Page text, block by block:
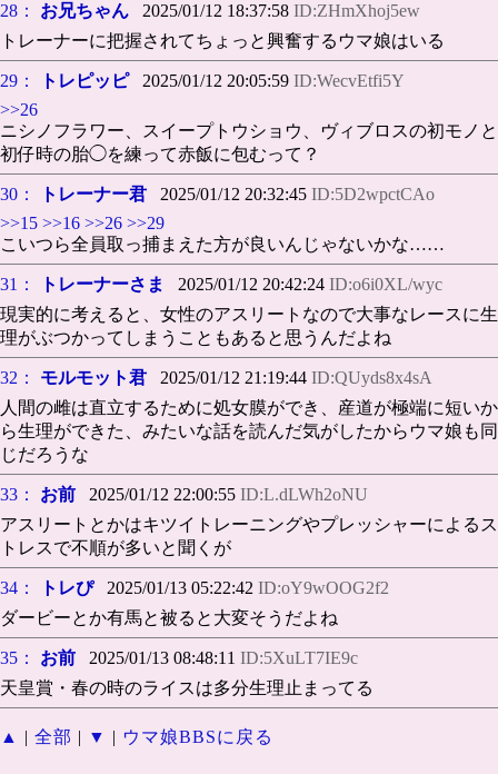
28： お兄ちゃん 2025/01/12 18:37:58 ID:ZHmXhoj5ew
トレーナーに把握されてちょっと興奮するウマ娘はいる
29： トレピッピ2025/01/12 20:05:59 ID:WecvEtfi5Y
>>26
ニシノフラワー、スイープトウショウ、ヴィブロスの初モノと
初仔時の胎◯を練って赤飯に包むって？
30： トレーナー君 2025/01/12 20:32:45 ID:5D2wpctCAo
>>15 >>16 >>26 >>29
こいつら全員取っ捕まえた方が良いんじゃないかな……
31： トレーナーさま 2025/01/12 20:42:24 ID:o6i0XL/wyc
現実的に考えると、女性のアスリートなので大事なレースに生
理がぶつかってしまうこともあると思うんだよね
32： モルモット君 2025/01/12 21:19:44 ID:QUyds8x4sA
人間の雌は直立するために処女膜ができ、産道が極端に短いか
ら生理ができた、みたいな話を読んだ気がしたからウマ娘も同
じだろうな
33： お前 2025/01/12 22:00:55 ID:L.dLWh2oNU
アスリートとかはキツイトレーニングやプレッシャーによるス
トレスで不順が多いと聞くが
34： トレぴ2025/01/13 05:22:42 ID:oY9wOOG2f2
ダービーとか有馬と被ると大変そうだよね
35： お前 2025/01/13 08:48:11 ID:5XuLT7IE9c
天皇賞・春の時のライスは多分生理止まってる
▲ | 全部 | ▼ | ウマ娘BBSに戻る